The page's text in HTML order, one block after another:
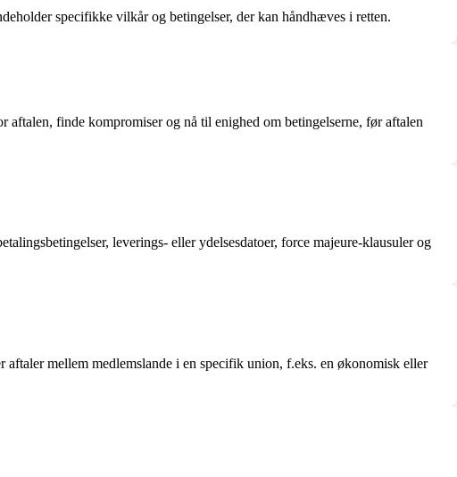
specifikke vilkår og betingelser, der kan håndhæves i retten.
aftalen, finde kompromiser og nå til enighed om betingelserne, før aftalen
leverings- eller ydelsesdatoer, force majeure-klausuler og
mellem medlemslande i en specifik union, f.eks. en økonomisk eller